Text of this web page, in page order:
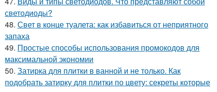
светодиоды?
48. Свет в конце туалета: как избавиться от неприятного
запаха
49. Простые способы использования промокодов для
максимальной экономии
50. Затирка для плитки в ванной и не только. Как
подобрать затирку для плитки по цвету: секреты которые